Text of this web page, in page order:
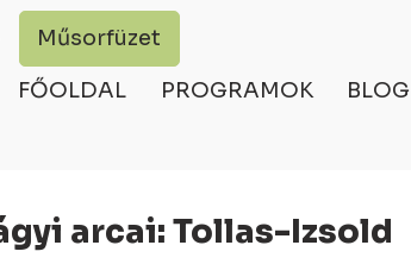
Műsorfüzet
FŐOLDAL PROGRAMOK BLOG